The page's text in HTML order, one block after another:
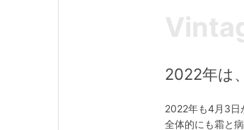
2022年は
2022年も4月3日
全体的にも霜と